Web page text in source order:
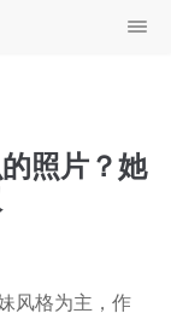
照片？她
风格为主，作